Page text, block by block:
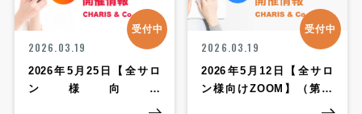
2026.03.19
受付中
2026年5月25日【全サロ
ン様向け
InstagramLIVE】（第47
2026.03.19
受付中
2026年5月12日【全サロ
ン様向けZOOM】（第46
回CHARIS定期勉強会